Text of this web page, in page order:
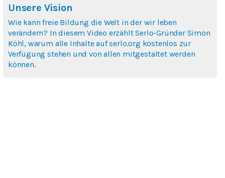
Unsere Vision
Wie kann freie Bildung die Welt in der wir leben
verändern? In diesem Video erzählt Serlo-Gründer Simon
Köhl, warum alle Inhalte auf serlo.org kostenlos zur
Verfügung stehen und von allen mitgestaltet werden
können.